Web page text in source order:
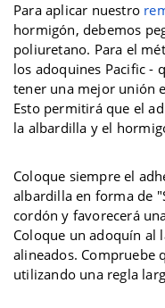
Para aplicar nuestro
hormigón, debemos
poliuretano. Para el
los adoquines Pacific -
tener una mejor unión
Esto permitirá que el
la albardilla y el
Coloque siempre el
albardilla en forma de
cordón y favorecerá
Coloque un adoquín al
alineados. Compruebe
utilizando una regla